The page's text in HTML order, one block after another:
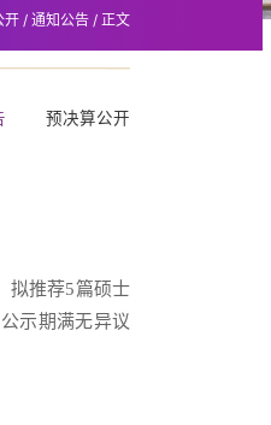
开 / 通知公告 / 正文
预决算公开
拟推荐5篇硕士
示期满无异议